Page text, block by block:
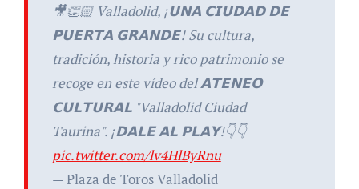
🎥👏🏻 Valladolid, ¡𝗨𝗡𝗔 𝗖𝗜𝗨𝗗𝗔𝗗 𝗗𝗘
𝗣𝗨𝗘𝗥𝗧𝗔 𝗚𝗥𝗔𝗡𝗗𝗘! Su cultura,
tradición, historia y rico patrimonio se
recoge en este vídeo del 𝗔𝗧𝗘𝗡𝗘𝗢
𝗖𝗨𝗟𝗧𝗨𝗥𝗔𝗟 "Valladolid Ciudad
Taurina". ¡𝗗𝗔𝗟𝗘 𝗔𝗟 𝗣𝗟𝗔𝗬!👇👇
pic.twitter.com/lv4HlByRnu
— Plaza de Toros Valladolid